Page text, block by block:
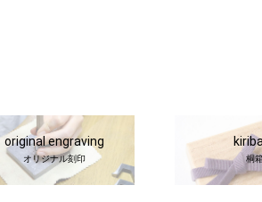
original engraving
オリジナル刻印 桐